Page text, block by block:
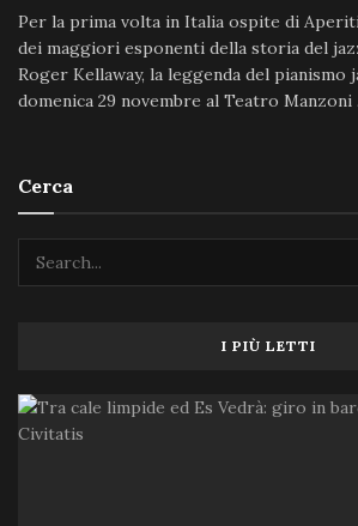
Per la prima volta in Italia ospite di
dei maggiori esponenti della storia del
Roger Kellaway, la leggenda del pianismo
domenica 29 novembre al Teatro Manzoni
Cerca
I PIÙ LETTI